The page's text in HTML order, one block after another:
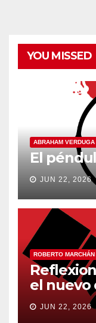
YOU MISSED
ABRAHAM VERDUGA
El
JUN 22, 2026
ROBERTO MARCHÁN
el nuevo
JUN 22, 2026